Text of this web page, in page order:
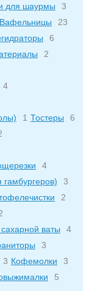
для шаурмы
3
Вафельницы
23
6
2
4
1 Тостеры
6
4
3
2
ваты
4
3
3 Кофемолки
3
5